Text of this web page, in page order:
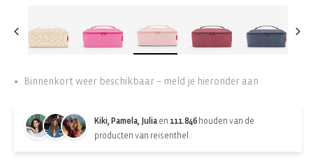
Binnenkort weer beschikbaar – meld je hieronder aan
Kiki, Pamela, Julia en 111.846 houden van de
producten van reisenthel.